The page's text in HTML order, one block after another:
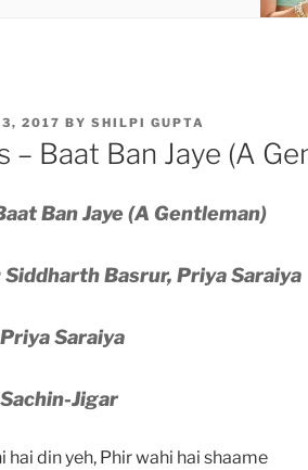
3, 2017 BY SHILPI GUPTA
– Baat Ban Jaye (A
Ban Jaye (A Gentleman)
Siddharth Basrur, Priya Saraiya
Saraiya
Jigar
hai din yeh, Phir wahi hai shaame